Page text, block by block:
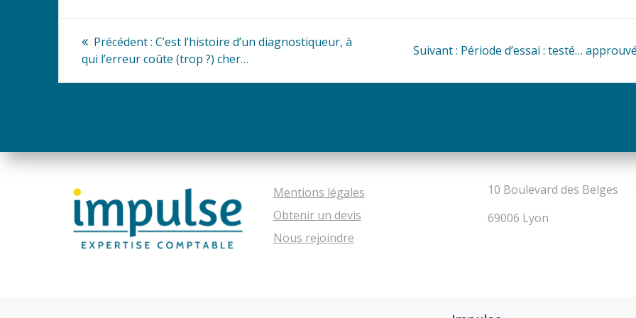
Navigation
de
Précédent : Article
précédent
C’est l’histoire d’un diagnostiqueur, à
qui l’erreur coûte (trop ?) cher…
Suivant : Article
:
Période d’essai : testé…
Mentions légales
Obtenir un devis
Nous rejoindre
10 Boulevard des Belges
69006 Lyon